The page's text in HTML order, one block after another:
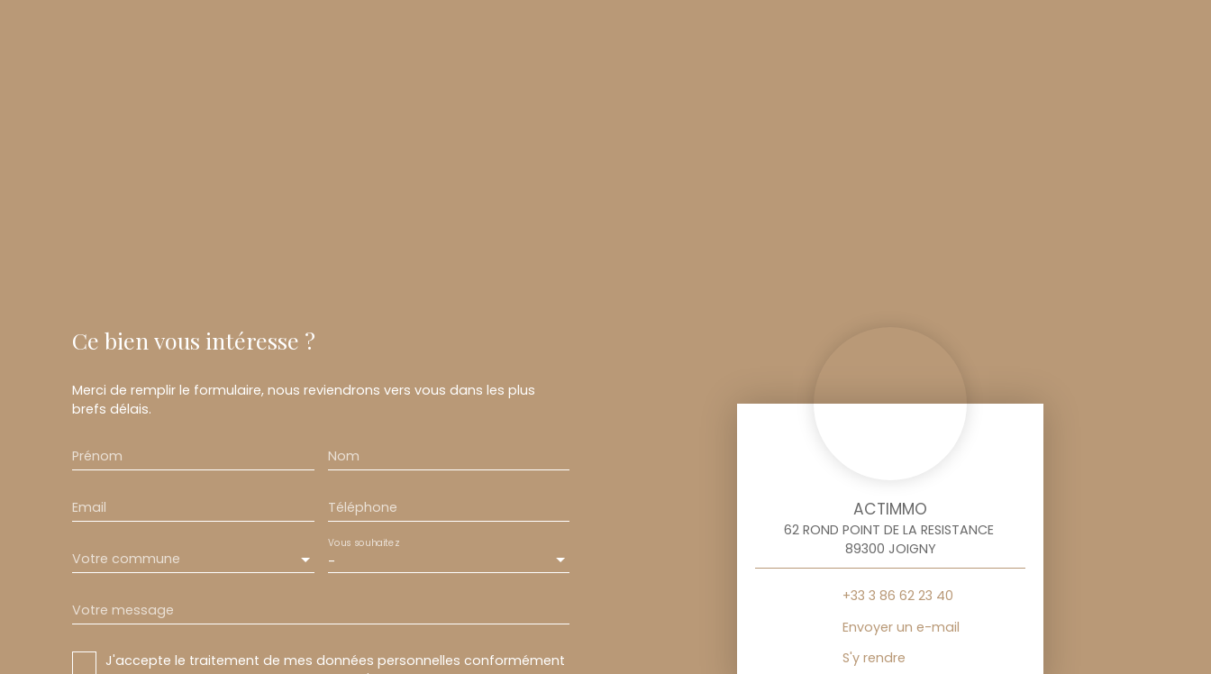
Ce bien vous intéresse ?
Merci de remplir le formulaire, nous reviendrons vers vous dans les plus
brefs délais.
Prénom Nom
Email Téléphone
Votre commune -
Vous souhaitez
Votre message
J'accepte le traitement de mes données personnelles conformément
ACTIMMO
62 ROND POINT DE LA RESISTANCE
89300 JOIGNY
+33 3 86 62 23 40
Envoyer un e-mail
S'y rendre